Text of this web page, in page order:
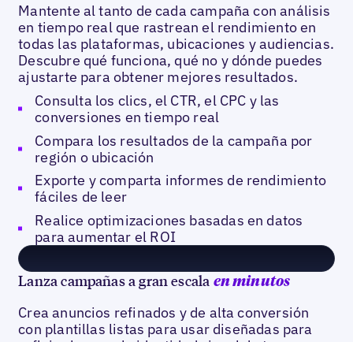
Mantente al tanto de cada campaña con análisis
en tiempo real que rastrean el rendimiento en
todas las plataformas, ubicaciones y audiencias.
Descubre qué funciona, qué no y dónde puedes
ajustarte para obtener mejores resultados.
Consulta los clics, el CTR, el CPC y las
conversiones en tiempo real
Compara los resultados de la campaña por
región o ubicación
Exporte y comparta informes de rendimiento
fáciles de leer
Realice optimizaciones basadas en datos
para aumentar el ROI
Lanza campañas a gran escala en minutos
Crea anuncios refinados y de alta conversión
con plantillas listas para usar diseñadas para